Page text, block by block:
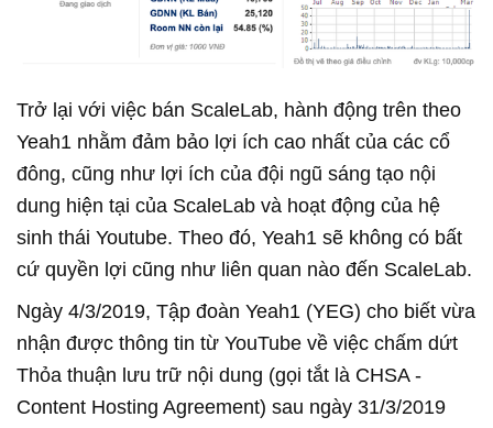
Trở lại với việc bán ScaleLab, hành động trên theo
Yeah1 nhằm đảm bảo lợi ích cao nhất của các cổ
đông, cũng như lợi ích của đội ngũ sáng tạo nội
dung hiện tại của ScaleLab và hoạt động của hệ
sinh thái Youtube. Theo đó, Yeah1 sẽ không có bất
cứ quyền lợi cũng như liên quan nào đến ScaleLab.
Ngày 4/3/2019, Tập đoàn Yeah1 (YEG) cho biết vừa
nhận được thông tin từ YouTube về việc chấm dứt
Thỏa thuận lưu trữ nội dung (gọi tắt là CHSA -
Content Hosting Agreement) sau ngày 31/3/2019